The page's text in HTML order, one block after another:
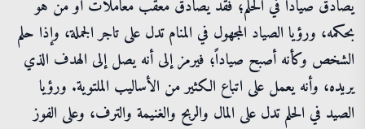
يصادق صياداً في الحلم؛ فقد يصادق معقب معاملات أو من هو
بحكمه، ورؤيا الصياد المجهول في المنام تدل على تاجر الجملة، وإذا حلم
الشخص وكأنه أصبح صياداً؛ فيرمز إلى أنه يصل إلى الهدف الذي
يريده، وأنه يعمل على اتباع الكثير من الأساليب الملتوية. ورؤيا
الصيد في الحلم تدل على المال والربح والغنيمة والترف، وعلى الفوز